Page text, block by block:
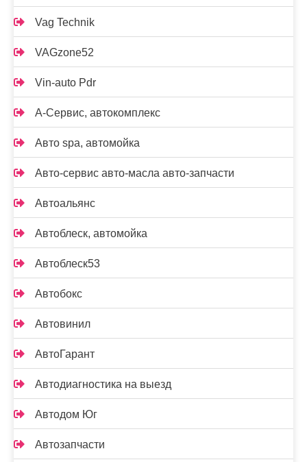
Vag Technik
VAGzone52
Vin-auto Pdr
А-Сервис, автокомплекс
Авто spa, автомойка
Авто-сервис авто-масла авто-запчасти
Автоальянс
Автоблеск, автомойка
Автоблеск53
Автобокс
Автовинил
АвтоГарант
Автодиагностика на выезд
Автодом Юг
Автозапчасти